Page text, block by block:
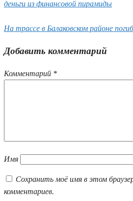
деньги из финансовой пирамиды
На трассе в Балаковском районе
Добавить комментарий
Комментарий *
Имя
Сохранить моё имя в этом
комментариев.